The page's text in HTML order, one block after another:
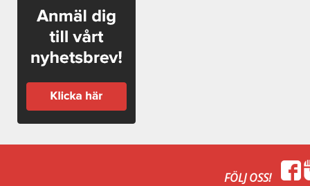
FÖLJ OSS!